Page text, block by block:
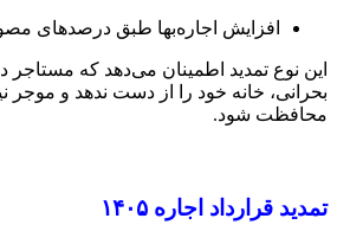
افزایش اجاره‌بها طبق درصدهای
این نوع تمدید اطمینان می‌دهد که مستاجر
بحرانی، خانه خود را از دست ندهد و موجر
محافظت شود.
تمدید قرارداد اجاره ۱۴۰۵